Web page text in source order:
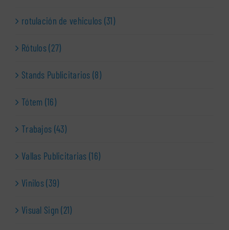
rotulación de vehiculos (31)
Rótulos (27)
Stands Publicitarios (8)
Tótem (16)
Trabajos (43)
Vallas Publicitarias (16)
Vinilos (39)
Visual Sign (21)